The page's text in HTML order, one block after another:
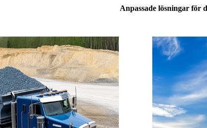
Anpassade lösningar för